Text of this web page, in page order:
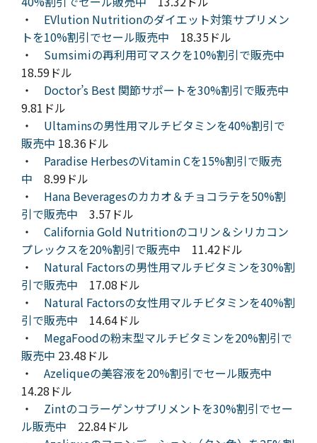
・ EVlution Nutritionのダイエット対策サプリメン
トを10%割引でセール販売中 18.35ドル
・ Sumsimiの再利用可マスクを10%割引で販売中
18.59ドル
・ Doctor’s Best 関節サポートを30%割引で販売中
9.81ドル
・ Ultaminsの男性用マルチビタミンを40%割引で
販売中 18.36ドル
・ Paradise HerbesのVitamin Cを15%割引で販売
中 8.99ドル
・ Hana Beveragesのカカオ＆チョコラテを50%割
引で販売中 3.57ドル
・ California Gold Nutritionのコリン＆シリカコン
プレックスを20%割引で販売中 11.42ドル
・ Natural Factorsの男性用マルチビタミンを30%割
引で販売中 17.08ドル
・ Natural Factorsの女性用マルチビタミンを40%割
引で販売中 14.64ドル
・ MegaFoodの粉末型マルチビタミンを20%割引で
販売中 23.48ドル
・ Azeliqueの美容液を20%割引でセール販売中
14.28ドル
・ Zintのコラーゲンサプリメントを30%割引でセー
ル販売中 22.84ドル